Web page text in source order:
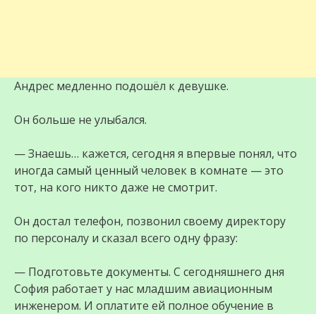
Андрес медленно подошёл к девушке.
Он больше не улыбался.
— Знаешь… кажется, сегодня я впервые понял, что
иногда самый ценный человек в комнате — это
тот, на кого никто даже не смотрит.
Он достал телефон, позвонил своему директору
по персоналу и сказал всего одну фразу:
— Подготовьте документы. С сегодняшнего дня
София работает у нас младшим авиационным
инженером. И оплатите ей полное обучение в